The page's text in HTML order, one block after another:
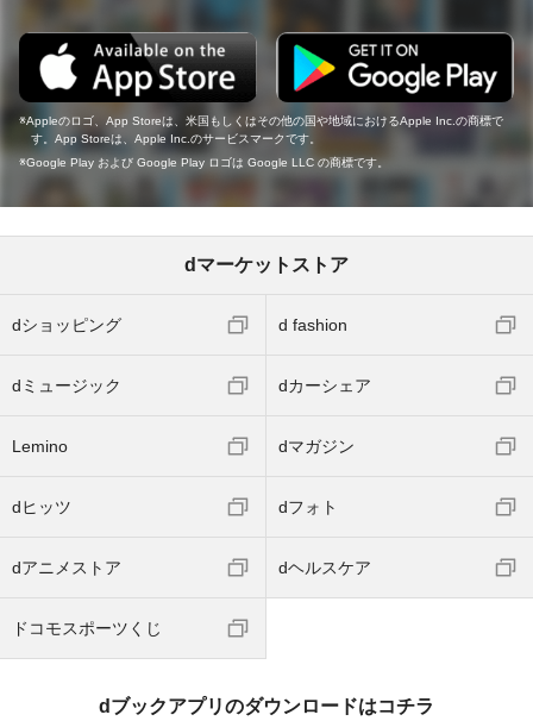
Appleのロゴ、App Storeは、米国もしくはその他の国や地域におけるApple Inc.の商標で
す。App Storeは、Apple Inc.のサービスマークです。
Google Play および Google Play ロゴは Google LLC の商標です。
dマーケットストア
dショッピング d fashion
dミュージック dカーシェア
Lemino dマガジン
dヒッツ dフォト
dアニメストア dヘルスケア
ドコモスポーツくじ
dブックアプリのダウンロードはコチラ